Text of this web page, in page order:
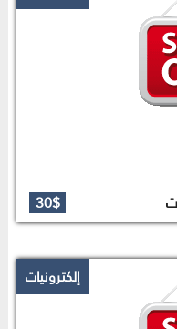
30$
إلكترونيات